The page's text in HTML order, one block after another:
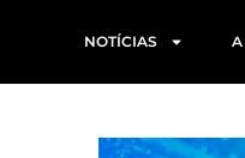
NOTÍCIAS A